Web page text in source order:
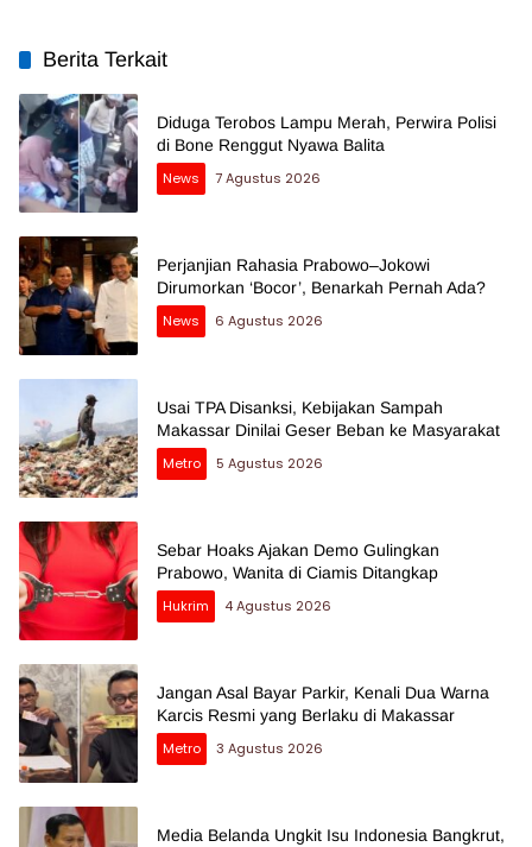
Berita Terkait
Diduga Terobos Lampu Merah, Perwira Polisi
di Bone Renggut Nyawa Balita
News
7 Agustus 2026
Perjanjian Rahasia Prabowo–Jokowi
Dirumorkan ‘Bocor’, Benarkah Pernah Ada?
News
6 Agustus 2026
Usai TPA Disanksi, Kebijakan Sampah
Makassar Dinilai Geser Beban ke Masyarakat
Metro
5 Agustus 2026
Sebar Hoaks Ajakan Demo Gulingkan
Prabowo, Wanita di Ciamis Ditangkap
Hukrim
4 Agustus 2026
Jangan Asal Bayar Parkir, Kenali Dua Warna
Karcis Resmi yang Berlaku di Makassar
Metro
3 Agustus 2026
Media Belanda Ungkit Isu Indonesia Bangkrut,